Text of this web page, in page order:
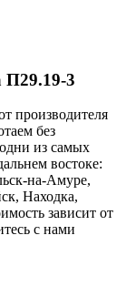
П29.19-3
производителя
без
из самых
востоке:
на-Амуре,
Находка,
зависит от
с нами